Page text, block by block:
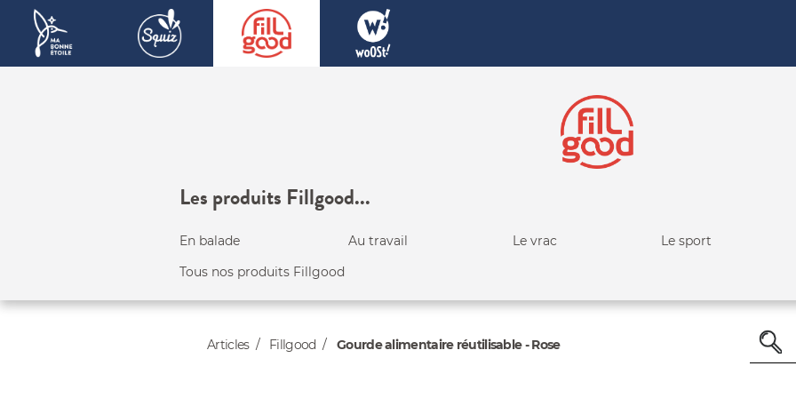
Les produits Fillgood...
En balade Au travail Le vrac
Le sport
Tous nos produits Fillgood
Articles Fillgood Gourde alimentaire réutilisable - Rose